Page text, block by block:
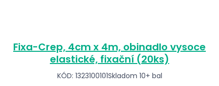
Fixa-Crep, 4cm x 4m, obinadlo vysoce
elastické, fixační (20ks)
KÓD: 1323100101Skladom 10+ bal